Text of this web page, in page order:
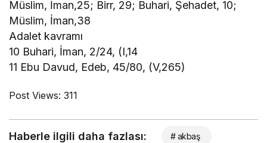
Müslim, İman,25; Birr, 29; Buhari, Şehadet, 10;
Müslim, İman,38
Adalet kavramı
10 Buhari, İman, 2/24, (I,14
11 Ebu Davud, Edeb, 45/80, (V,265)
Post Views: 311
Haberle ilgili daha fazlası: # akbaş